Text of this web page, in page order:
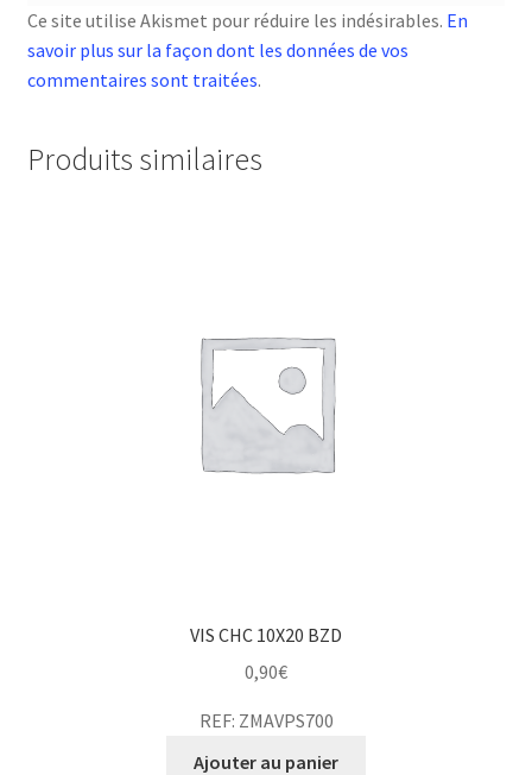
Ce site utilise Akismet pour réduire les indésirables. En
savoir plus sur la façon dont les données de vos
commentaires sont traitées.
Produits similaires
VIS CHC 10X20 BZD
0,90€
REF: ZMAVPS700
Ajouter au panier